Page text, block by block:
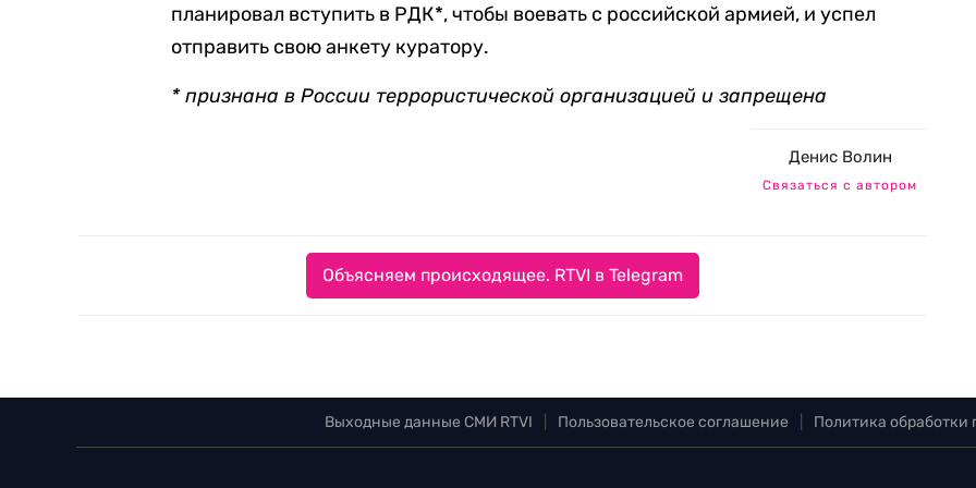
планировал вступить в РДК*, чтобы воевать с российской армией, и успел
отправить свою анкету куратору.
* признана в России террористической организацией и запрещена
Денис Волин
Связаться с автором
Объясняем происходящее. RTVI в Telegram
Выходные данные СМИ RTVI Пользовательское соглашение Политика